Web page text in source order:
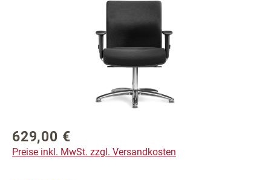
Regulärer Preis:
629,00 €
Preise inkl. MwSt. zzgl. Versandkosten